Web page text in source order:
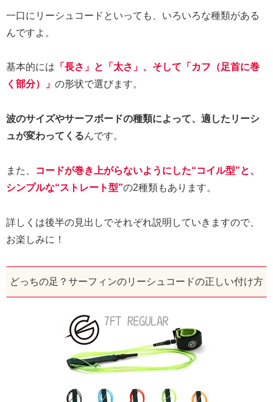
一口にリーシュコードといっても、いろいろな種類がある
んですよ。
基本的には 「長さ」と「太さ」、そして「カフ（足首に巻
く部分）」 の形状で選びます。
波のサイズやサーフボードの種類によって、適したリーシ
ュが変わってくるんです。
また、
コードが巻き上がらないようにした“コイル型”と、
シンプルな“ストレート型”の2種類もあります。
詳しくは後半の見出しでそれぞれ説明していきますので、
お楽しみに！
どっちの足？サーフィンのリーシュコードの正しい付け方